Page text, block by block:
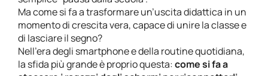
Ma come si fa a trasformare un’uscita didattica in un
momento di crescita vera, capace di unire la classe e
di lasciare il segno?
Nell’era degli smartphone e della routine quotidiana,
la sfida più grande è proprio questa:come si fa a